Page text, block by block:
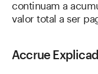
continuam a
valor total a ser
Accrue